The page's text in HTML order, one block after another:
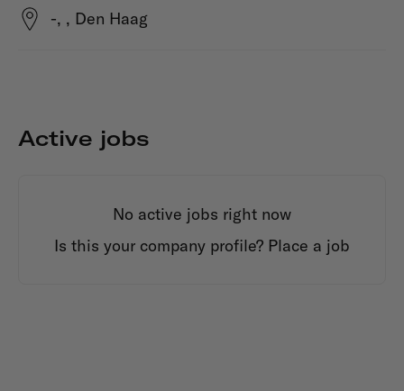
-, , Den Haag
Active jobs
No active jobs right now
Is this your company profile? Place a job